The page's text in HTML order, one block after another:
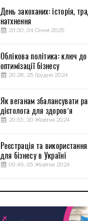
День закоханих: історія,
натхнення
23:30, 04 Січня 2025
Облікова політика: ключ до
оптимізації бізнесу
20:28, 25 Грудня 2024
Як веганам збалансувати
дієтолога для здоров’я
20:55, 30 Жовтня 2024
Реєстрація та
для бізнесу в Україні
09:49, 05 Жовтня 2024